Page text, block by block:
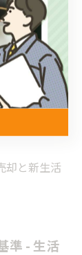
る
グを確認
却と新生活
準 - 生活